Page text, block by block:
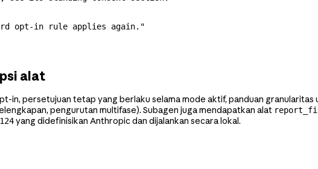
opt-in rule applies again."
alat
persetujuan tetap yang berlaku selama mode aktif, panduan
pengurutan multifase). Subagen juga mendapatkan alat
yang didefinisikan Anthropic dan dijalankan secara lokal.